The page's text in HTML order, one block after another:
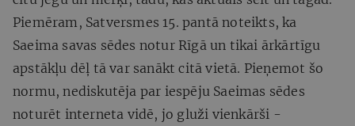
Piemēram, Satversmes 15. pantā noteikts, ka
Saeima savas sēdes notur Rīgā un tikai ārkārtīgu
apstākļu dēļ tā var sanākt citā vietā. Pieņemot šo
normu, nediskutēja par iespēju Saeimas sēdes
noturēt interneta vidē, jo gluži vienkārši -